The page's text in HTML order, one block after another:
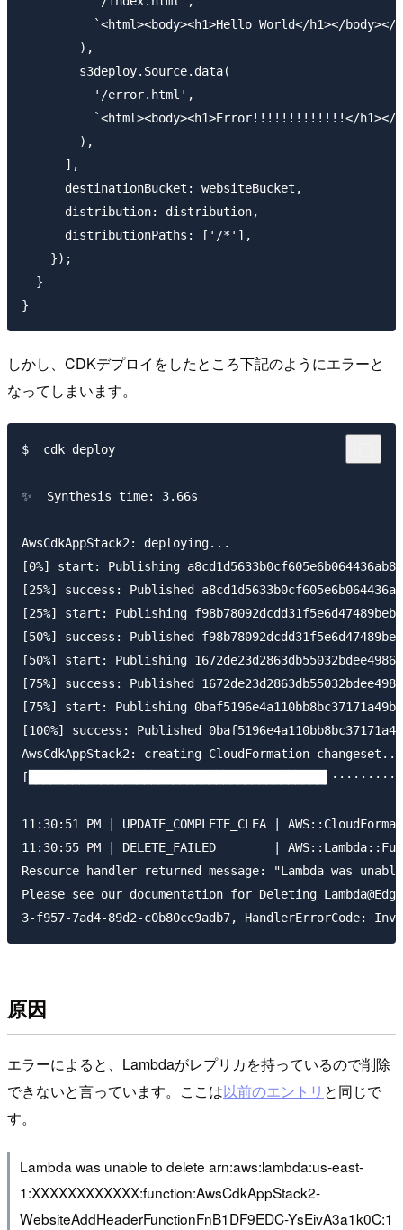
`<html><body><h1>Hello World</h1></body></
        ),
        s3deploy.Source.data(
          '/error.html',
`<html><body><h1>Error!!!!!!!!!!!!!</h1></
        ),
      ],
      destinationBucket: websiteBucket,
      distribution: distribution,
      distributionPaths: ['/*'],
    });
  }
しかし、CDKデプロイをしたところ下記のようにエラーと
なってしまいます。
$  cdk deploy
✨  Synthesis time: 3.66s
AwsCdkAppStack2: deploying...
[0%] start: Publishing
[25%] success: Published
[25%] start: Publishing
[50%] success: Published
[50%] start: Publishing
[75%] success: Published
[75%] start: Publishing
[100%] success: Published
AwsCdkAppStack2: creating CloudFormation changeset...
11:30:51 PM | UPDATE_COMPLETE_CLEA |
11:30:55 PM | DELETE_FAILED        |
Resource handler returned message: "Lambda was
Please see our documentation for Deleting
原因
エラーによると、Lambdaがレプリカを持っているので削除
できないと言っています。ここは以前のエントリ と同じで
す。
Lambda was unable to delete arn:aws:lambda:us-east-
1:XXXXXXXXXXXX:function:AwsCdkAppStack2-
WebsiteAddHeaderFunctionFnB1DF9EDC-YsEivA3a1k0C:1